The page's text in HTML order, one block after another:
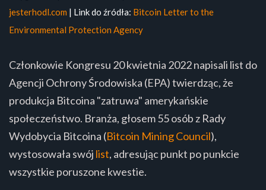
jesterhodl.com | Link do źródła: Bitcoin Letter to the
Environmental Protection Agency
Członkowie Kongresu 20 kwietnia 2022 napisali list do
Agencji Ochrony Środowiska (EPA) twierdząc, że
produkcja Bitcoina "zatruwa" amerykańskie
społeczeństwo. Branża, głosem 55 osób z Rady
Wydobycia Bitcoina (Bitcoin Mining Council),
wystosowała swój list, adresując punkt po punkcie
wszystkie poruszone kwestie.